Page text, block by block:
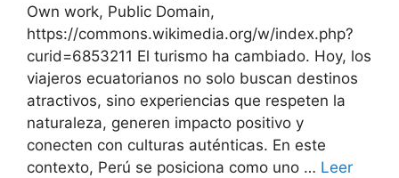
Own work, Public Domain,
https://commons.wikimedia.org/w/index.php?
curid=6853211 El turismo ha cambiado. Hoy, los
viajeros ecuatorianos no solo buscan destinos
atractivos, sino experiencias que respeten la
naturaleza, generen impacto positivo y
conecten con culturas auténticas. En este
contexto, Perú se posiciona como uno … Leer